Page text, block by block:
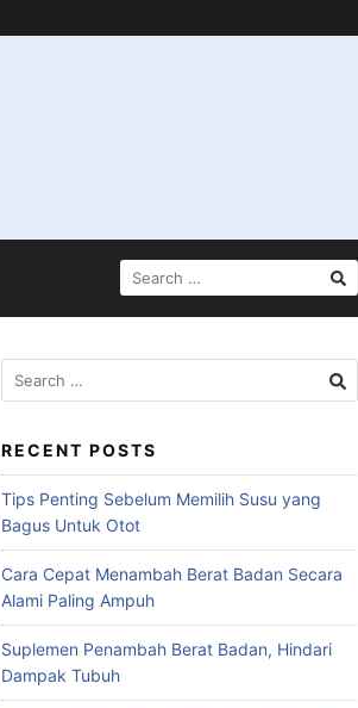
RECENT POSTS
Tips Penting Sebelum Memilih Susu yang
Bagus Untuk Otot
Cara Cepat Menambah Berat Badan Secara
Alami Paling Ampuh
Suplemen Penambah Berat Badan, Hindari
Dampak Tubuh